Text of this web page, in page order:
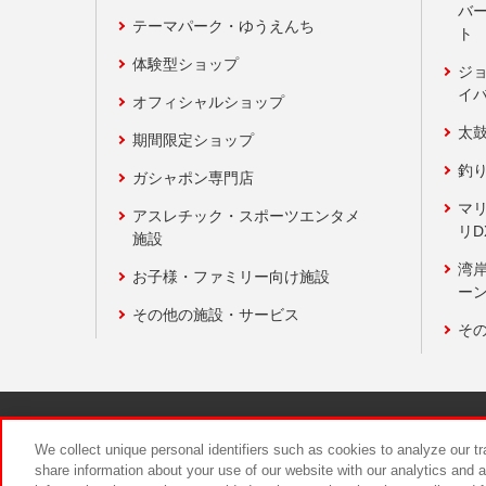
テーマパーク・ゆうえんち
体験型ショップ
オフィシャルショップ
期間限定ショップ
ガシャポン専門店
アスレチック・スポーツエンタメ
施設
お子様・ファミリー向け施設
その他の施設・サービス
バ
ト
ジ
イ
太
釣
マ
リ
湾
ー
そ
We collect unique personal identifiers such as cookies to analyze our
share information about your use of our website with our analytics and